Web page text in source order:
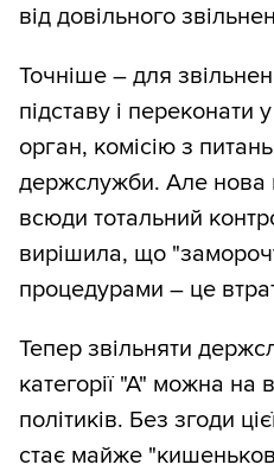
від довільного
Точніше – для
підставу і переконати
орган, комісію з
держслужби. Але нова
всюди тотальний
вирішила, що
процедурами – це
Тепер звільняти
категорії "А" можна на
політиків. Без згоди
стає майже